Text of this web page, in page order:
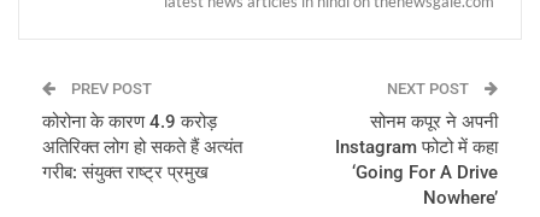
PREV POST
कोरोना के कारण 4.9 करोड़
अतिरिक्त लोग हो सकते हैं अत्यंत
गरीब: संयुक्त राष्ट्र प्रमुख
NEXT POST
सोनम कपूर ने अपनी
Instagram फोटो में कहा
‘Going For A Drive
Nowhere’